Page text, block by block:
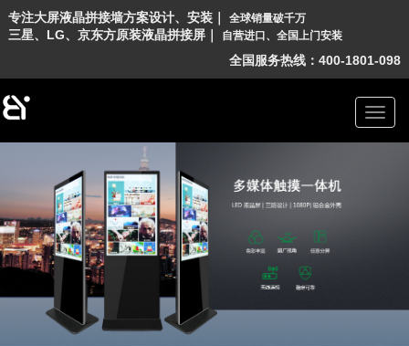
专注大屏液晶拼接墙方案设计、 安装｜ 全球销量破千万
三星、 LG、 京东方原装液晶拼接屏｜ 自营进口 、 全国上门安装
全国服务热线：400-1801-098